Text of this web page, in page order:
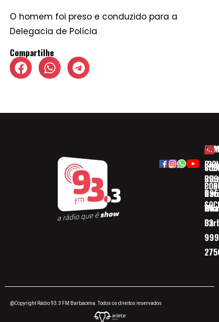
O homem foi preso e conduzido para a
Delegacia de Polícia
Compartilhe
(32)
32
@Copyright Rádio 93.3 FM Barbacena. Todos os direitos reservados